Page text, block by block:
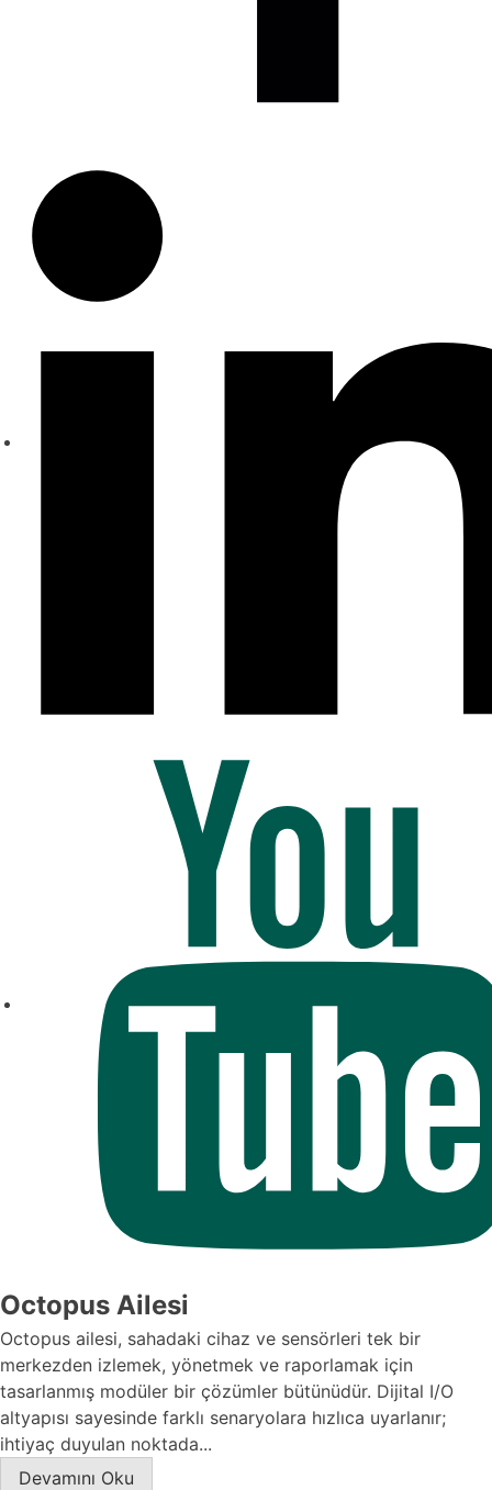
Octopus Ailesi
Octopus ailesi, sahadaki cihaz ve sensörleri tek bir
merkezden izlemek, yönetmek ve raporlamak için
tasarlanmış modüler bir çözümler bütünüdür. Dijital I/O
altyapısı sayesinde farklı senaryolara hızlıca uyarlanır;
ihtiyaç duyulan noktada...
Devamını Oku